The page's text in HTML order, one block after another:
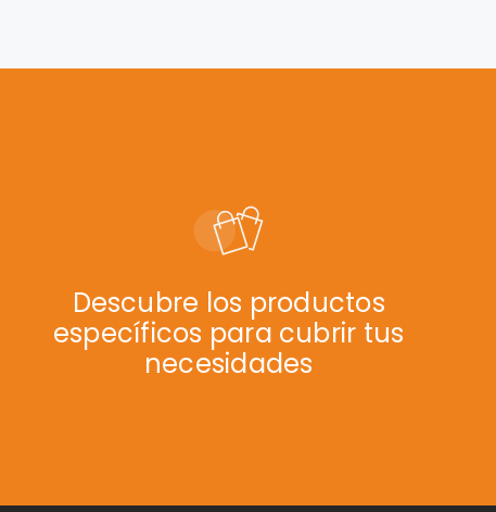
Descubre los productos
específicos para cubrir tus
necesidades